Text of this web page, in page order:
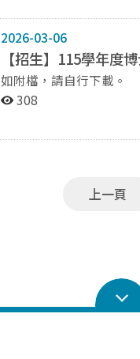
112256018、113256014、114256014 大學部： 110206002、
112206013、
113206021、 114206029、114206034 3/12更新：
112206048、112206052、
2026-03-06
【招生】115學年度
如附檔，請自行下載。
308
上一頁